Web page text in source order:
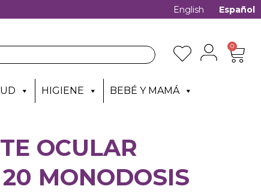
English Español
0
HIGIENE BEBÉ Y MAMÁ
OCULAR
MONODOSIS